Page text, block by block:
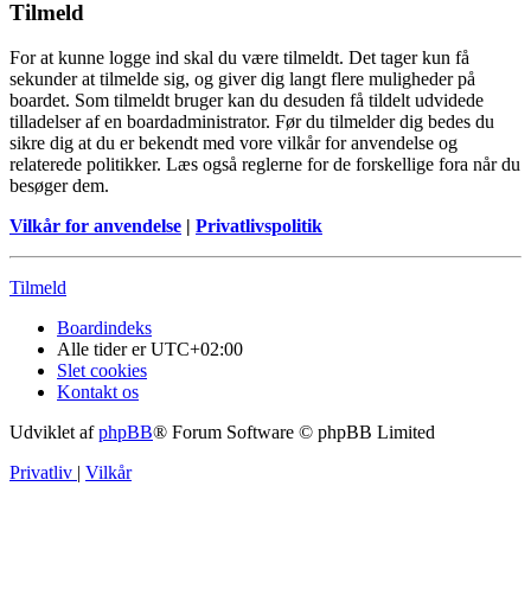
Tilmeld
For at kunne logge ind skal du være tilmeldt. Det tager kun få
sekunder at tilmelde sig, og giver dig langt flere muligheder på
boardet. Som tilmeldt bruger kan du desuden få tildelt udvidede
tilladelser af en boardadministrator. Før du tilmelder dig bedes du
sikre dig at du er bekendt med vore vilkår for anvendelse og
relaterede politikker. Læs også reglerne for de forskellige fora når du
besøger dem.
Vilkår for anvendelse | Privatlivspolitik
Tilmeld
Boardindeks
Alle tider erUTC+02:00
Slet cookies
Kontakt os
Udviklet afphpBB® Forum Software © phpBB Limited
Privatliv | Vilkår